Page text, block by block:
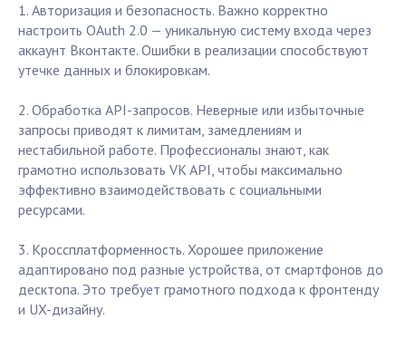
1. Авторизация и безопасность. Важно корректно
настроить OAuth 2.0 — уникальную систему входа через
аккаунт Вконтакте. Ошибки в реализации способствуют
утечке данных и блокировкам.
2. Обработка API-запросов. Неверные или избыточные
запросы приводят к лимитам, замедлениям и
нестабильной работе. Профессионалы знают, как
грамотно использовать VK API, чтобы максимально
эффективно взаимодействовать с социальными
ресурсами.
3. Кроссплатформенность. Хорошее приложение
адаптировано под разные устройства, от смартфонов до
десктопа. Это требует грамотного подхода к фронтенду
и UX-дизайну.